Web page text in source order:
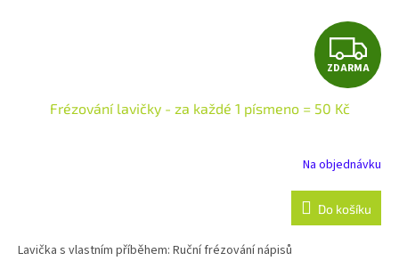
Z
D
R
M
A
ZDARMA
Frézování lavičky - za každé 1 písmeno = 50 Kč
Na objednávku
Do košíku
Lavička s vlastním příběhem: Ruční frézování nápisů